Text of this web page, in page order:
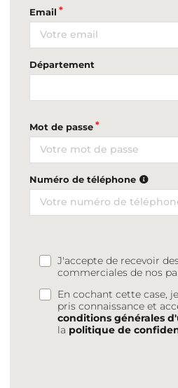
Email
Département
Mot de passe
Numéro de téléphone
J'accepte de recevoir
commerciales de nos
En cochant cette case,
pris connaissance et
conditions générales
la politique de